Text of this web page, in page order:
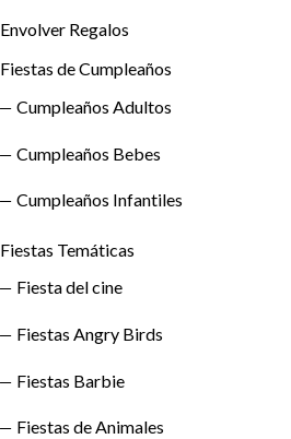
Envolver Regalos
Fiestas de Cumpleaños
Cumpleaños Adultos
Cumpleaños Bebes
Cumpleaños Infantiles
Fiestas Temáticas
Fiesta del cine
Fiestas Angry Birds
Fiestas Barbie
Fiestas de Animales